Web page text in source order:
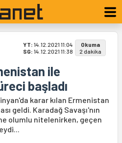
YT: 14.12.2021 11:04
SG: 14.12.2021 11:38
Okuma
2 dakika
ile
başladı
karar kılan Ermenistan
geldi. Karadağ Savaşı'nın
olumlu nitelenirken, geçen